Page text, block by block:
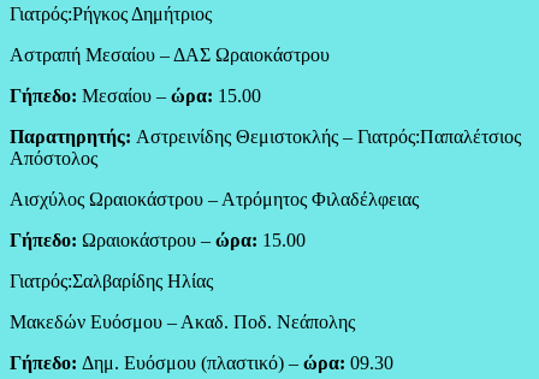
Γιατρός:Ρήγκος Δημήτριος
Αστραπή Μεσαίου – ΔΑΣ Ωραιοκάστρου
Γήπεδο: Μεσαίου – ώρα: 15.00
Παρατηρητής: Αστρεινίδης Θεμιστοκλής – Γιατρός:Παπαλέτσιος
Απόστολος
Αισχύλος Ωραιοκάστρου – Ατρόμητος Φιλαδέλφειας
Γήπεδο: Ωραιοκάστρου – ώρα: 15.00
Γιατρός:Σαλβαρίδης Ηλίας
Μακεδών Ευόσμου – Ακαδ. Ποδ. Νεάπολης
Γήπεδο: Δημ. Ευόσμου (πλαστικό) – ώρα: 09.30